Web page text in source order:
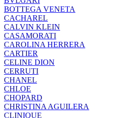
BOTTEGA VENETA
CACHAREL
CALVIN KLEIN
CASAMORATI
CAROLINA HERRERA
CARTIER
CELINE DION
CERRUTI
CHANEL
CHLOE
CHOPARD
CHRISTINA AGUILERA
CLINIQUE